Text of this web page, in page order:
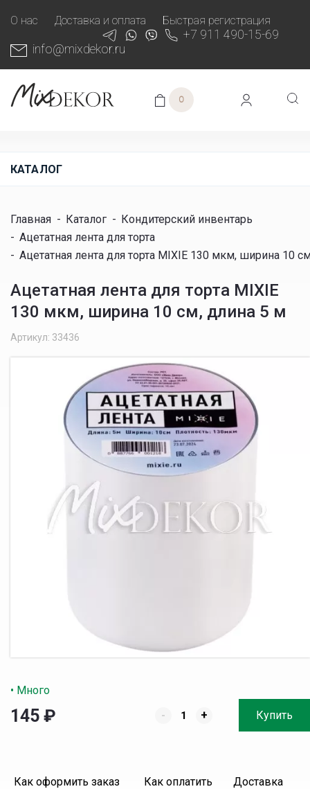
О нас Доставка и оплата Быстрая регистрация
+7 911 490-15-69
info@mixdekor.ru
0
КАТАЛОГ
Главная - Каталог - Кондитерский инвентарь
- Ацетатная лента для торта
- Ацетатная лента для торта MIXIE 130 мкм, ширина 10
Ацетатная лента для торта MIXIE
130 мкм, ширина 10 см, длина 5 м
Артикул: 33436
• Много
145 ₽ - + Купить
Как оформить заказ Как оплатить Доставка